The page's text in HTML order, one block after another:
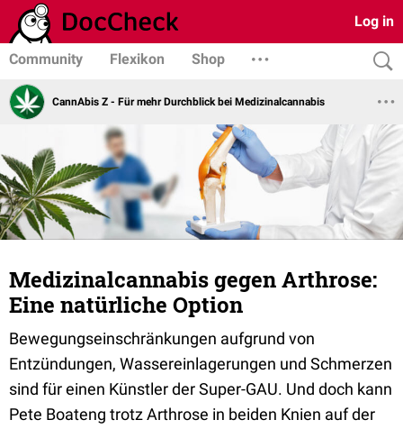
Log in
Community Flexikon Shop
CannAbis Z - Für mehr Durchblick bei Medizinalcannabis
Medizinalcannabis gegen Arthrose:
Eine natürliche Option
Bewegungseinschränkungen aufgrund von
Entzündungen, Wassereinlagerungen und Schmerzen
sind für einen Künstler der Super-GAU. Und doch kann
Pete Boateng trotz Arthrose in beiden Knien auf der